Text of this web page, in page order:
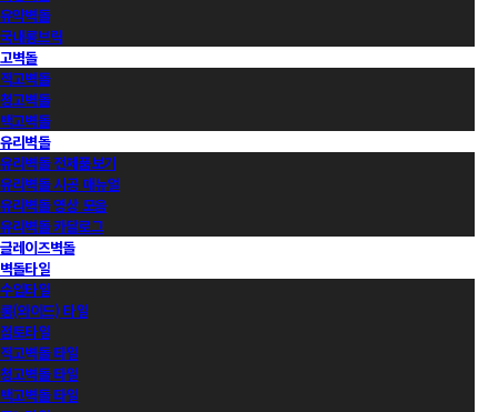
유약벽돌
국내롱브릭
고벽돌
적고벽돌
청고벽돌
백고벽돌
유리벽돌
유리벽돌 전제품보기
유리벽돌 시공 매뉴얼
유리벽돌 영상 모음
유리벽돌 카달로그
글레이즈벽돌
벽돌타일
수입타일
롱(와이드) 타일
점토타일
적고벽돌 타일
청고벽돌 타일
백고벽돌 타일